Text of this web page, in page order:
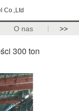
Co.,Ltd
O nas >>
300 ton